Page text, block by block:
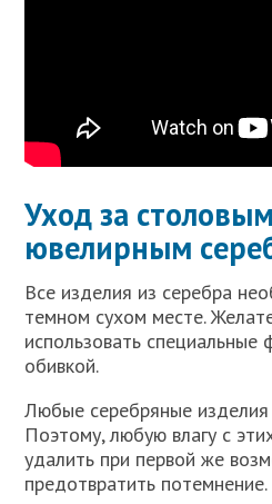
Уход за
ювелирным
Все изделия из серебра
темном сухом месте.
использовать специальные
обивкой.
Любые серебряные
Поэтому, любую влагу с
удалить при первой же
предотвратить потемнение.